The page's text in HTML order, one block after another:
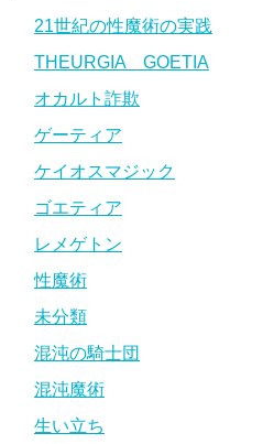
21世紀の性魔術の実践
THEURGIA GOETIA
オカルト詐欺
ゲーティア
ケイオスマジック
ゴエティア
レメゲトン
性魔術
未分類
混沌の騎士団
混沌魔術
生い立ち